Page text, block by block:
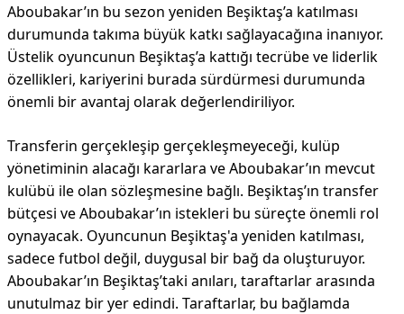
Aboubakar’ın bu sezon yeniden Beşiktaş’a katılması
durumunda takıma büyük katkı sağlayacağına inanıyor.
Üstelik oyuncunun Beşiktaş’a kattığı tecrübe ve liderlik
özellikleri, kariyerini burada sürdürmesi durumunda
önemli bir avantaj olarak değerlendiriliyor.
Transferin gerçekleşip gerçekleşmeyeceği, kulüp
yönetiminin alacağı kararlara ve Aboubakar’ın mevcut
kulübü ile olan sözleşmesine bağlı. Beşiktaş’ın transfer
bütçesi ve Aboubakar’ın istekleri bu süreçte önemli rol
oynayacak. Oyuncunun Beşiktaş'a yeniden katılması,
sadece futbol değil, duygusal bir bağ da oluşturuyor.
Aboubakar’ın Beşiktaş’taki anıları, taraftarlar arasında
unutulmaz bir yer edindi. Taraftarlar, bu bağlamda